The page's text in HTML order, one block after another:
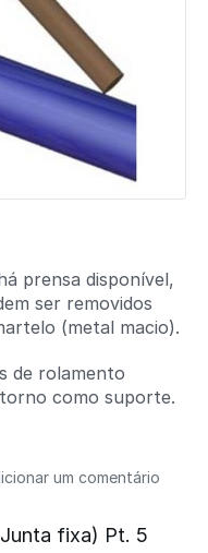
prensa disponível,
ser removidos
(metal macio).
de rolamento
como suporte.
um comentário
fixa) Pt. 5